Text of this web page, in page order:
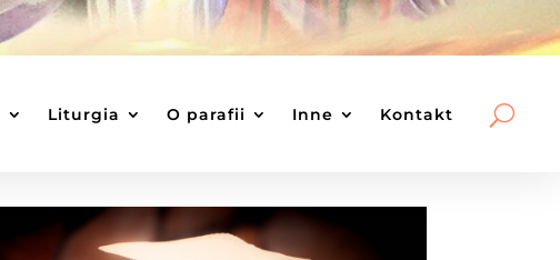
Liturgia O parafii Inne Kontakt